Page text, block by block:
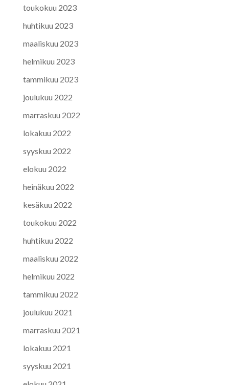
toukokuu 2023
huhtikuu 2023
maaliskuu 2023
helmikuu 2023
tammikuu 2023
joulukuu 2022
marraskuu 2022
lokakuu 2022
syyskuu 2022
elokuu 2022
heinäkuu 2022
kesäkuu 2022
toukokuu 2022
huhtikuu 2022
maaliskuu 2022
helmikuu 2022
tammikuu 2022
joulukuu 2021
marraskuu 2021
lokakuu 2021
syyskuu 2021